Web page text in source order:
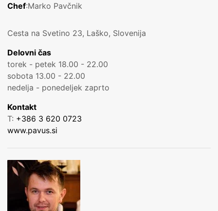
Chef:Marko Pavčnik
Cesta na Svetino 23, Laško, Slovenija
Delovni čas
torek - petek 18.00 - 22.00
sobota 13.00 - 22.00
nedelja - ponedeljek zaprto
Kontakt
T: +386 3 620 0723
www.pavus.si